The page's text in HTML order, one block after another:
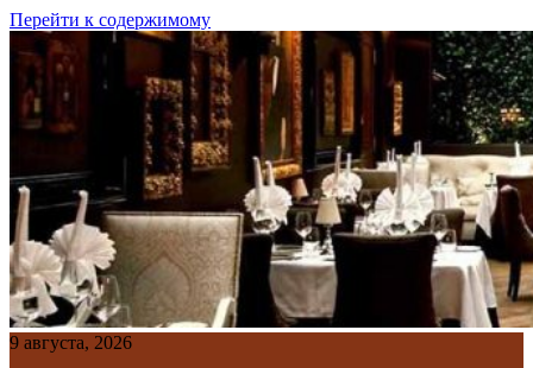
Перейти к содержимому
9 августа, 2026